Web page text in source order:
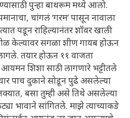
पुन्हा बाथरूम मध्ये आलो.
चांगलं ‘गरम’ पासून नावाला
पडून राहिल्यानंतर शॉवर खाली
केल्यावर सगळा शीण गायब होऊन
तयार होऊन ११ वाजता
शिशा साठी लागणारे भट्टीतले
पाच दुकाने सोडून पुढे असलेल्या
बसा तुम्ही असे तिथे असलेल्या
भावाने सांगितले. माझे त्याच्याकडे